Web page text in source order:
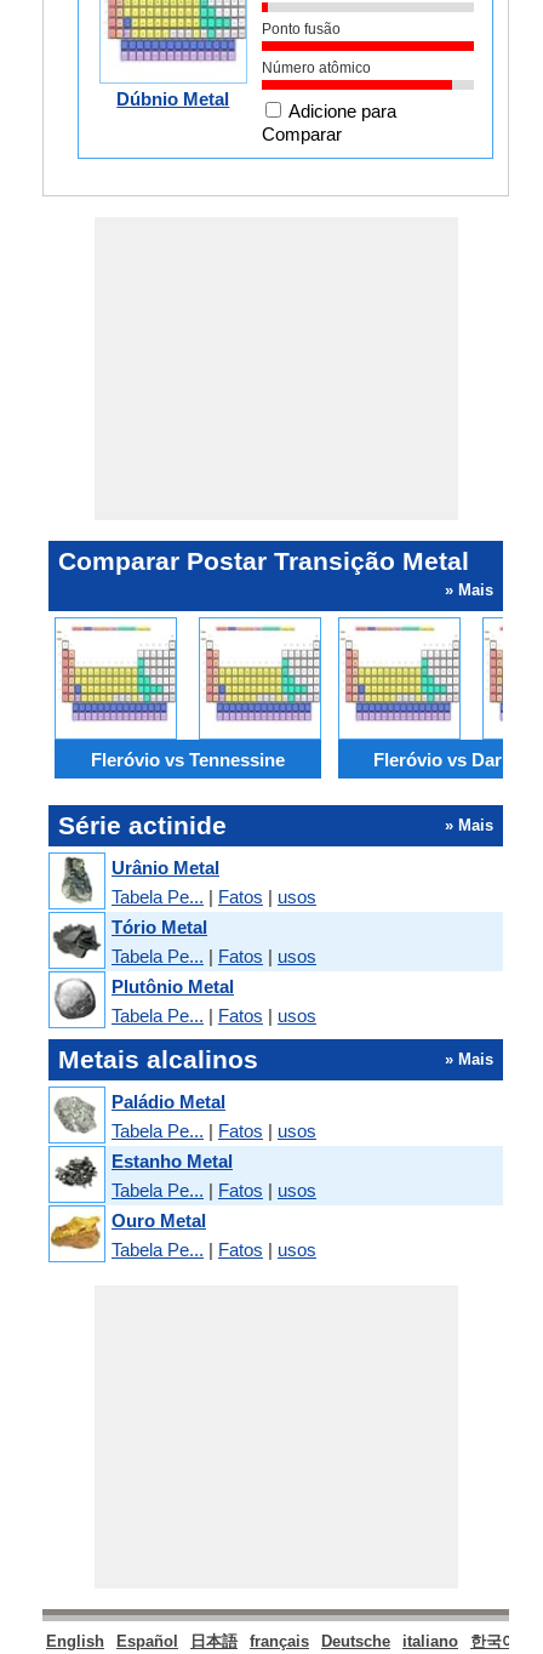
Dúbnio Metal
Ponto fusão
Número atômico
Adicione para
Comparar
Comparar Postar Transição Metal
» Mais
Fleróvio vs Tennessine Fleróvio vs
Série actinide » Mais
Urânio Metal
Tabela Pe... | Fatos | usos
Tório Metal
Tabela Pe... | Fatos | usos
Plutônio Metal
Tabela Pe... | Fatos | usos
Metais alcalinos » Mais
Paládio Metal
Tabela Pe... | Fatos | usos
Estanho Metal
Tabela Pe... | Fatos | usos
Ouro Metal
Tabela Pe... | Fatos | usos
English Español 日本語 français Deutsche italiano 한국어